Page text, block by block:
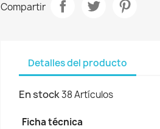
Compartir
Detalles del producto
En stock38 Artículos
Ficha técnica